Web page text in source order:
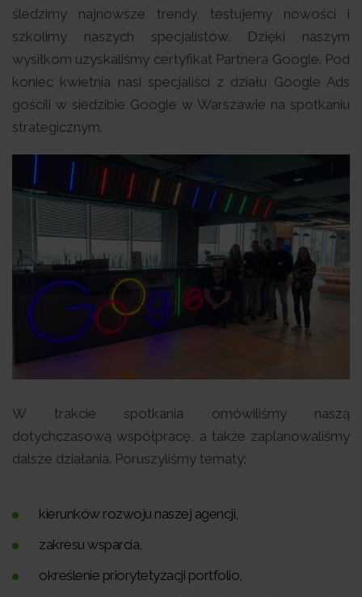
śledzimy najnowsze trendy, testujemy nowości i
szkolimy naszych specjalistów. Dzięki naszym
wysiłkom uzyskaliśmy certyfikat Partnera Google. Pod
koniec kwietnia nasi specjaliści z działu Google Ads
gościli w siedzibie Google w Warszawie na spotkaniu
strategicznym.
W trakcie spotkania omówiliśmy naszą
dotychczasową współpracę, a także zaplanowaliśmy
dalsze działania. Poruszyliśmy tematy:
kierunków rozwoju naszej agencji,
zakresu wsparcia,
określenie priorytetyzacji portfolio,